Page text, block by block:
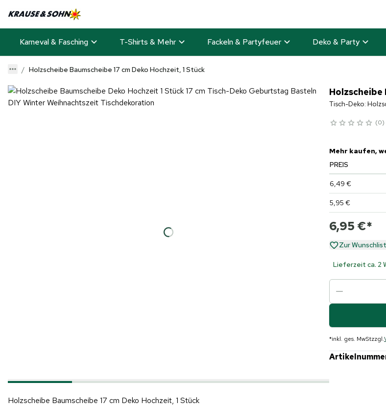
Karneval & Fasching T-Shirts & Mehr Fackeln & Partyfeuer Deko & Party
Holzscheibe Baumscheibe 17 cm Deko Hochzeit, 1 Stück
Holzscheibe
Tisch-Deko:
0
Mehr kaufen,
PREIS
6,49 €
5,95 €
6,95 €*
Zur
Lieferzeit ca. 2
*inkl. ges. MwStzzgl.
Holzscheibe Baumscheibe 17 cm Deko Hochzeit, 1 Stück